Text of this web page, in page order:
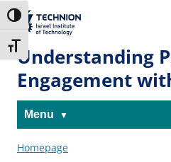
to
Content
to
navigation
Toggle High Contrast
Toggle Font size
The Technion
Site
Understanding
Engagement
Menu
Homepage